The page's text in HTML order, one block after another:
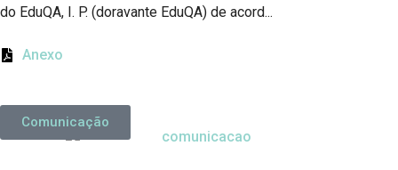
do EduQA, I. P. (doravante EduQA) de acord...
Anexo
Comunicação